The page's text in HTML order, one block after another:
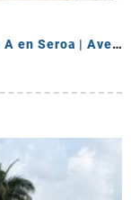
Cesión de Derechos – Apartamento Tipo A en Seroa | Avenida Centenario